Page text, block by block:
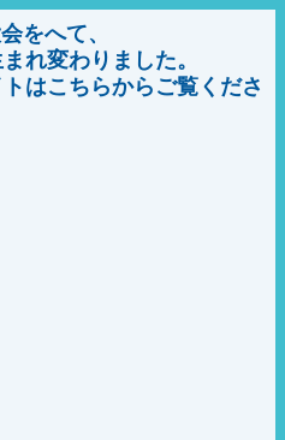
をへて、
れ変わりました。
はこちらからご覧くださ